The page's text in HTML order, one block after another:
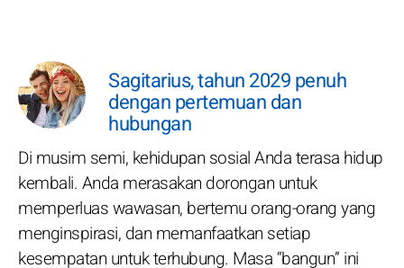
Sagitarius, tahun 2029 penuh
dengan pertemuan dan
hubungan
Di musim semi, kehidupan sosial Anda terasa hidup
kembali. Anda merasakan dorongan untuk
memperluas wawasan, bertemu orang-orang yang
menginspirasi, dan memanfaatkan setiap
kesempatan untuk terhubung. Masa “bangun” ini